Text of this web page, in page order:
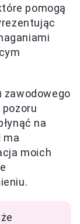
pomogą
zawodowego
na
ma
moich